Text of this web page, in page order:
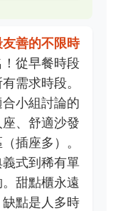
善的不限時
！從早餐時段
需求時段。
小組討論的
、舒適沙發
插座多）。
式到稀有單
甜點櫃永遠
點是人多時